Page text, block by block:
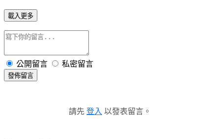
載入更多
公開留言 私密留言
發佈留言
請先 登入 以發表留言。